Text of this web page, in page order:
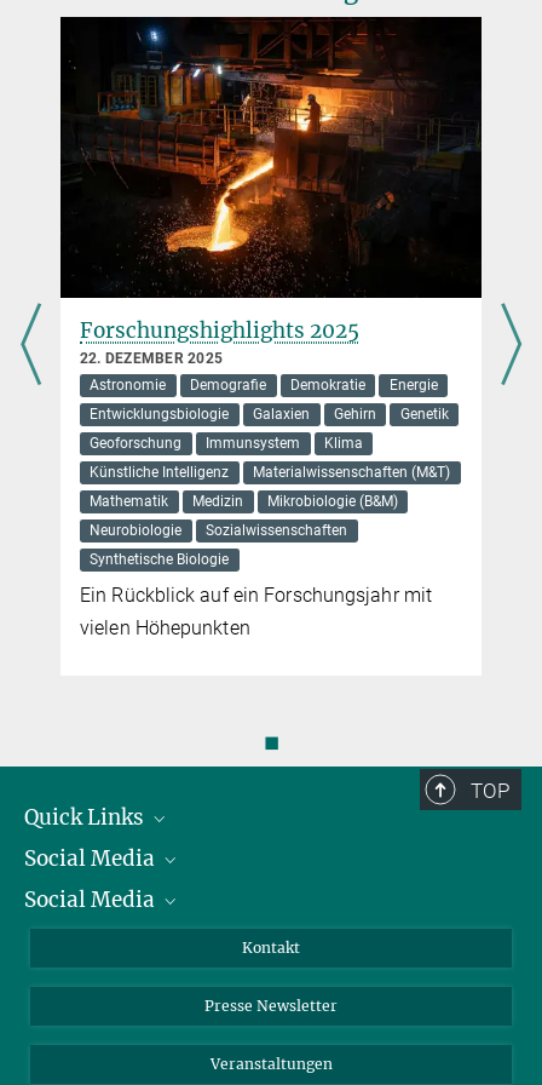
Press Office Max Planck Research Group for Systems Immunology
resident dendritic cell networks.
Immunity; 17 July, 2023 (DOI: 10.1016/j.immuni.2023.06.020)
Forschungshighlights 2025
22. DEZEMBER 2025
Astronomie
Demografie Demokratie
Energie
Entwicklungsbiologie
Galaxien Gehirn
Genetik
Geoforschung
Immunsystem
Klima
Künstliche Intelligenz
Materialwissenschaften (M&T)
Mathematik
Medizin
Mikrobiologie (B&M)
Neurobiologie
Sozialwissenschaften
Synthetische Biologie
Ein Rückblick auf ein Forschungsjahr mit
vielen Höhepunkten
◼
TOP
Quick Links
Präsident
Zahlen und Fakten
Social Media
Bluesky
TikTok
Social Media
Instagram
YouTube
Kontakt
Presse Newsletter
Veranstaltungen